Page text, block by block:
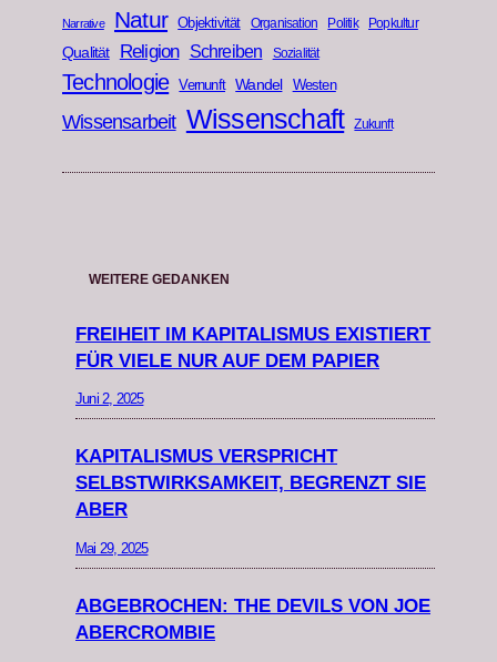
Narrative Natur Objektivität Organisation Politik Popkultur
Qualität Religion Schreiben Sozialität
Technologie Vernunft Wandel Westen
Wissensarbeit Wissenschaft Zukunft
WEITERE GEDANKEN
FREIHEIT IM KAPITALISMUS EXISTIERT
FÜR VIELE NUR AUF DEM PAPIER
Juni 2, 2025
KAPITALISMUS VERSPRICHT
SELBSTWIRKSAMKEIT, BEGRENZT SIE
ABER
Mai 29, 2025
ABGEBROCHEN: THE DEVILS VON JOE
ABERCROMBIE